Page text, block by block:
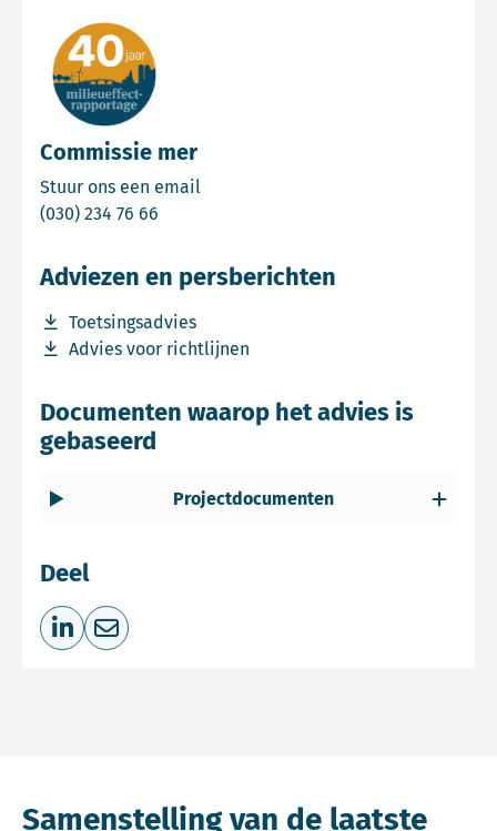
Commissie mer
Stuur ons een email
(030) 234 76 66
Adviezen en persberichten
Toetsingsadvies
Download bestand Toetsingsadvies
Advies voor richtlijnen
Download bestand Advies voor richtlijnen
Documenten waarop het advies is
gebaseerd
Projectdocumenten
Deel
Deel op LinkedIn
Deel via e-mail
Samenstelling van de laatste